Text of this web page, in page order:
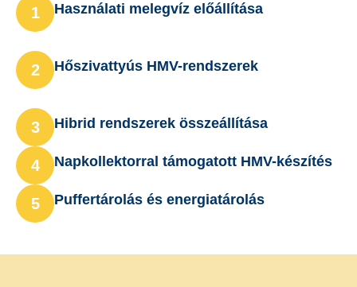
1 Használati melegvíz előállítása
2 Hőszivattyús HMV-rendszerek
3 Hibrid rendszerek összeállítása
4 Napkollektorral támogatott HMV-készítés
5 Puffertárolás és energiatárolás